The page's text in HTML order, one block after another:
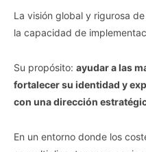
La visión global y rigurosa
la capacidad de
Su propósito: ayudar a las
fortalecer su identidad y
con una dirección
En un entorno donde los